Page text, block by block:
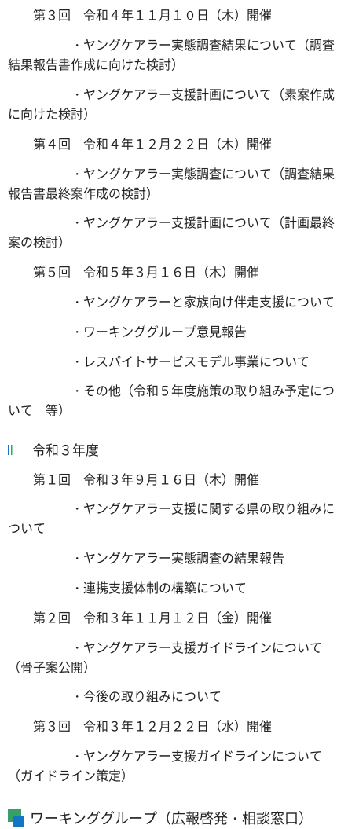
第３回 令和４年１１月１０日（木）開催
・ヤングケアラー実態調査結果について（調査
結果報告書作成に向けた検討）
・ヤングケアラー支援計画について（素案作成
に向けた検討）
第４回 令和４年１２月２２日（木）開催
・ヤングケアラー実態調査について（調査結果
報告書最終案作成の検討）
・ヤングケアラー支援計画について（計画最終
案の検討）
第５回 令和５年３月１６日（木）開催
・ヤングケアラーと家族向け伴走支援について
・ワーキンググループ意見報告
・レスパイトサービスモデル事業について
・その他（令和５年度施策の取り組み予定につ
いて 等）
令和３年度
第１回 令和３年９月１６日（木）開催
・ヤングケアラー支援に関する県の取り組みに
ついて
・ヤングケアラー実態調査の結果報告
・連携支援体制の構築について
第２回 令和３年１１月１２日（金）開催
・ヤングケアラー支援ガイドラインについて
（骨子案公開）
・今後の取り組みについて
第３回 令和３年１２月２２日（水）開催
・ヤングケアラー支援ガイドラインについて
（ガイドライン策定）
ワーキンググループ（広報啓発・相談窓口）